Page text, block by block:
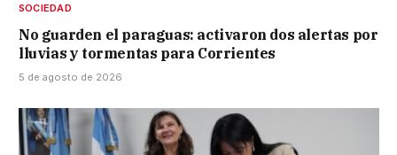
SOCIEDAD
No guarden el paraguas: activaron dos alertas por
lluvias y tormentas para Corrientes
5 de agosto de 2026